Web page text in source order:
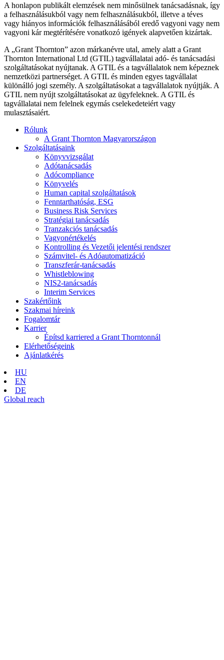
A honlapon publikált elemzések nem minősülnek tanácsadásnak, így
a felhasználásukból vagy nem felhasználásukból, illetve a téves
vagy hiányos információk felhasználásából eredő vagyoni vagy nem
vagyoni kár megtérítésére vonatkozó igények alapvetően kizártak.
A „Grant Thornton” azon márkanévre utal, amely alatt a Grant
Thornton International Ltd (GTIL) tagvállalatai adó- és tanácsadási
szolgáltatásokat nyújtanak. A GTIL és a tagvállalatok nem képeznek
nemzetközi partnerséget. A GTIL és minden egyes tagvállalat
különálló jogi személy. A szolgáltatásokat a tagvállalatok nyújtják. A
GTIL nem nyújt szolgáltatásokat az ügyfeleknek. A GTIL és
tagvállalatai nem felelnek egymás cselekedeteiért vagy
mulasztásaiért.
Rólunk
A Grant Thornton Magyarországon
Szolgáltatásaink
Könyvvizsgálat
Adótanácsadás
Adócompliance
Könyvelés
Human capital szolgáltatások
Fenntarthatóság, ESG
Business Risk Services
Stratégiai tanácsadás
Tranzakciós tanácsadás
Vagyonértékelés
Kontrolling és Vezetői jelentési rendszer
Számvitel- és Adóautomatizáció
Transzferár-tanácsadás
Whistleblowing
NIS2-tanácsadás
Interim Services
Szakértőink
Szakmai híreink
Fogalomtár
Karrier
Építsd karriered a Grant Thorntonnál
Elérhetőségeink
Ajánlatkérés
HU
EN
DE
Global reach